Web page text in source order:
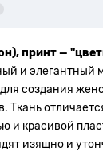
принт —
и элегантный
создания
Ткань
и красивой
изящно и